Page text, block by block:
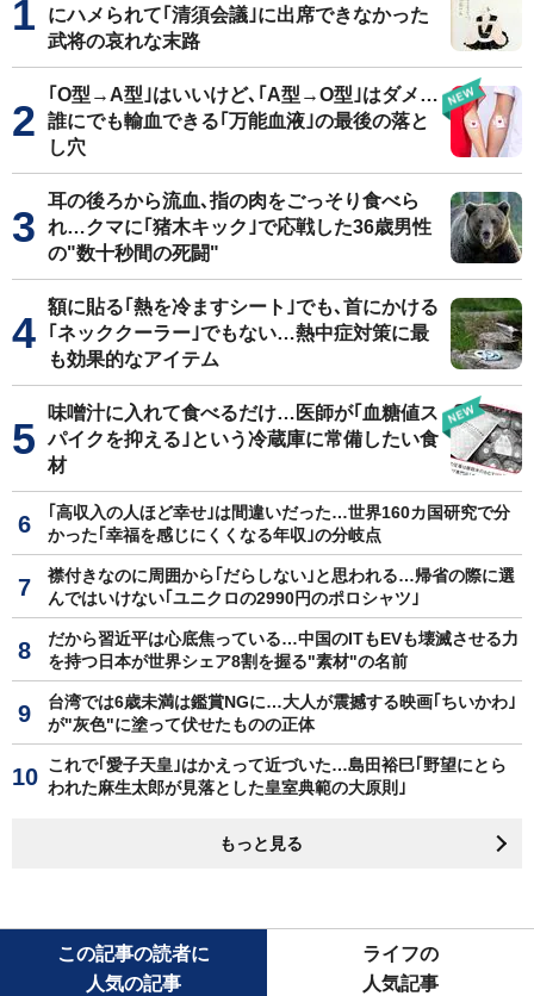
にハメられて｢清須会議｣に出席できなかった
武将の哀れな末路
｢O型→A型｣はいいけど､｢A型→O型｣はダメ…
誰にでも輸血できる｢万能血液｣の最後の落と
し穴
耳の後ろから流血､指の肉をごっそり食べら
れ…クマに｢猪木キック｣で応戦した36歳男性
の"数十秒間の死闘"
額に貼る｢熱を冷ますシート｣でも､首にかける
｢ネッククーラー｣でもない…熱中症対策に最
も効果的なアイテム
味噌汁に入れて食べるだけ…医師が｢血糖値ス
パイクを抑える｣という冷蔵庫に常備したい食
材
｢高収入の人ほど幸せ｣は間違いだった…世界160カ国研究で分
かった｢幸福を感じにくくなる年収｣の分岐点
襟付きなのに周囲から｢だらしない｣と思われる…帰省の際に選
んではいけない｢ユニクロの2990円のポロシャツ｣
だから習近平は心底焦っている…中国のITもEVも壊滅させる力
を持つ日本が世界シェア8割を握る"素材"の名前
台湾では6歳未満は鑑賞NGに…大人が震撼する映画｢ちいかわ｣
が"灰色"に塗って伏せたものの正体
これで｢愛子天皇｣はかえって近づいた…島田裕巳｢野望にとら
われた麻生太郎が見落とした皇室典範の大原則｣
もっと見る
この記事の読者に
人気の記事
ライフの
人気記事